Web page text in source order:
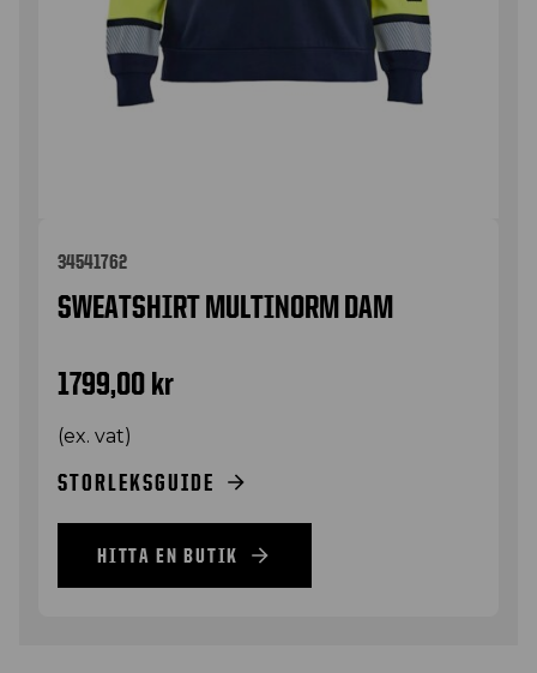
34541762
SWEATSHIRT MULTINORM DAM
1799,00 kr
(ex. vat)
STORLEKSGUIDE
HITTA EN BUTIK